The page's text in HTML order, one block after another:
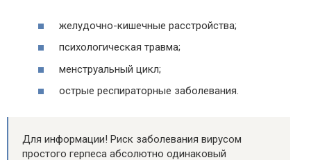
желудочно-кишечные расстройства;
психологическая травма;
менструальный цикл;
острые респираторные заболевания.
Для информации! Риск заболевания вирусом
простого герпеса абсолютно одинаковый